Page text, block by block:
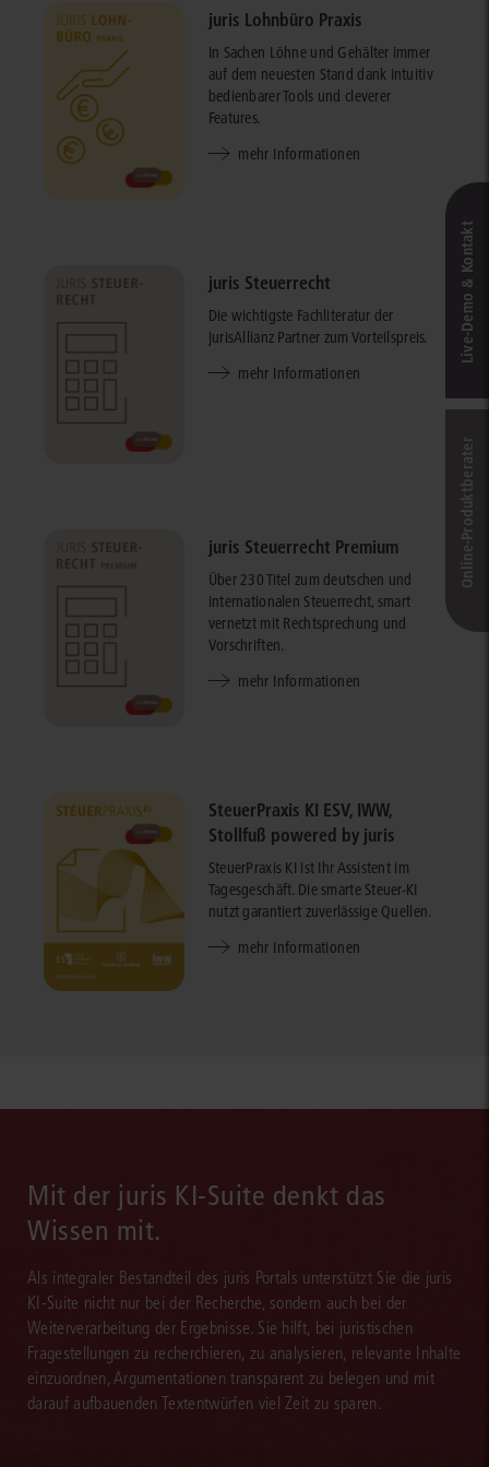
juris Lohnbüro Praxis
In Sachen Löhne und Gehälter immer
auf dem neuesten Stand dank intuitiv
bedienbarer Tools und cleverer
Features.
mehr Informationen
juris Steuerrecht
Die wichtigste Fachliteratur der
jurisAllianz Partner zum Vorteilspreis.
mehr Informationen
juris Steuerrecht Premium
Über 230 Titel zum deutschen und
internationalen Steuerrecht, smart
vernetzt mit Rechtsprechung und
Vorschriften.
mehr Informationen
SteuerPraxis KI ESV, IWW,
Stollfuß powered by juris
SteuerPraxis KI ist Ihr Assistent im
Tagesgeschäft. Die smarte Steuer-KI
nutzt garantiert zuverlässige Quellen.
mehr Informationen
Mit der juris KI-Suite denkt das
Wissen mit.
Als integraler Bestandteil des juris Portals unterstützt Sie die juris
KI-Suite nicht nur bei der Recherche, sondern auch bei der
Weiterverarbeitung der Ergebnisse. Sie hilft, bei juristischen
Fragestellungen zu recherchieren, zu analysieren, relevante Inhalte
einzuordnen, Argumentationen transparent zu belegen und mit
darauf aufbauenden Textentwürfen viel Zeit zu sparen.
Live‑Demo & Kontakt
Online-Produkt­berater